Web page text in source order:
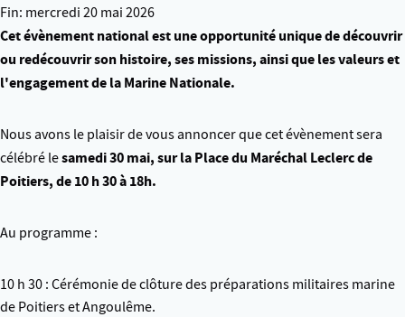
Fin: mercredi 20 mai 2026
Cet évènement national est une opportunité unique de découvrir
ou redécouvrir son histoire, ses missions, ainsi que les valeurs et
l'engagement de la Marine Nationale.
Nous avons le plaisir de vous annoncer que cet évènement sera
célébré lesamedi 30 mai, sur la Place du Maréchal Leclerc de
Poitiers, de 10 h 30 à 18h.
Au programme :
10 h 30 : Cérémonie de clôture des préparations militaires marine
de Poitiers et Angoulême.